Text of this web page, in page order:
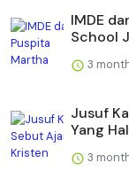
IMDE
School
3
Jusuf
Yang
3